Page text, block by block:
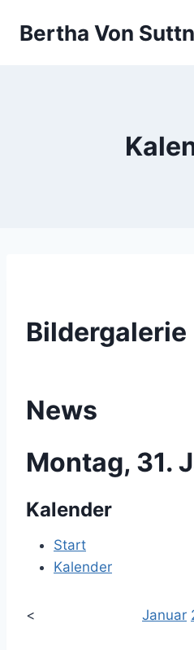
InhaltBertha Von
Bildergalerie
News
Montag, 31.
Kalender
Start
Kalender
< Januar